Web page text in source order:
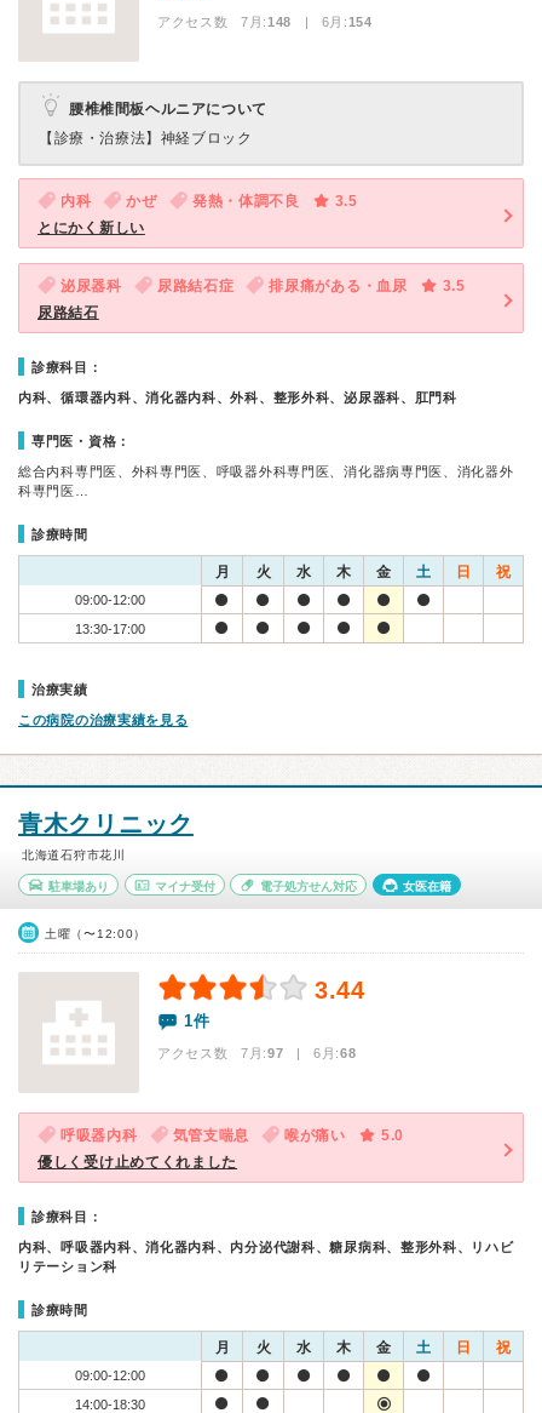
アクセス数 7月:148 | 6月:154
腰椎椎間板ヘルニアについて
【診療・治療法】 神経ブロック
内科 かぜ 発熱・体調不良
3.5
とにかく新しい
泌尿器科 尿路結石症 排尿痛がある・血尿
3.5
尿路結石
診療科目：
内科、循環器内科、消化器内科、外科、整形外科、泌尿器科、肛門科
専門医・資格：
総合内科専門医、外科専門医、呼吸器外科専門医、消化器病専門医、消化器外
科専門医…
診療時間
月 火 水 木 金 土 日 祝
09:00-12:00
13:30-17:00
治療実績
この病院の治療実績を見る
青木クリニック
北海道石狩市花川
駐車場あり マイナ受付 電子処方せん対応 女医在籍
土曜（〜12:00）
3.44
1件
アクセス数 7月:97 | 6月:68
呼吸器内科 気管支喘息 喉が痛い
5.0
優しく受け止めてくれました
診療科目：
内科、呼吸器内科、消化器内科、内分泌代謝科、糖尿病科、整形外科、リハビ
リテーション科
診療時間
月 火 水 木 金 土 日 祝
09:00-12:00
14:00-18:30